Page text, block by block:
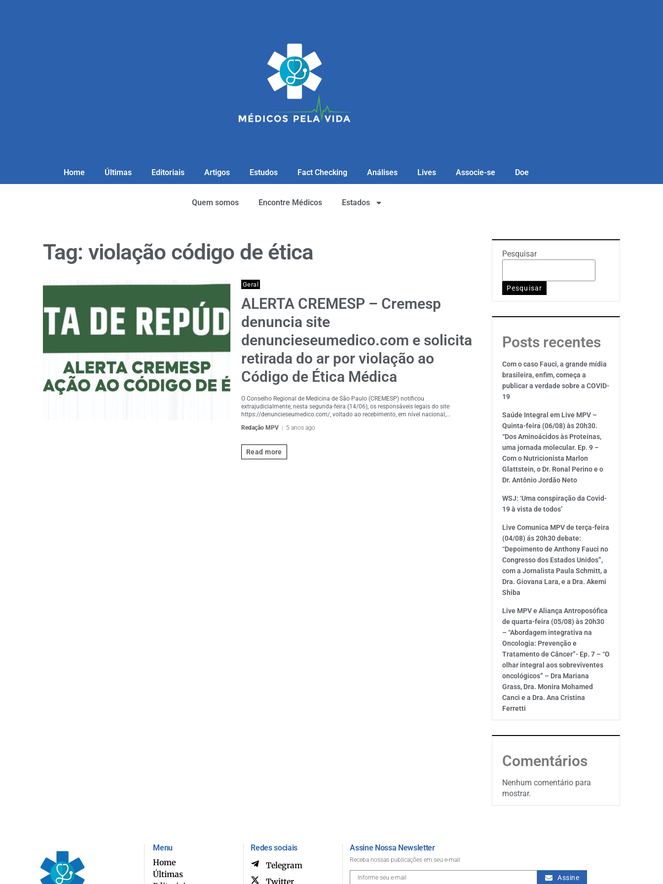
Home Últimas Editoriais Artigos Estudos Fact Checking Análises Lives Associe-se Doe
Quem somos Encontre Médicos Estados
Tag: violação código de ética
Geral
ALERTA CREMESP – Cremesp
denuncia site
denuncieseumedico.com e solicita
retirada do ar por violação ao
Código de Ética Médica
O Conselho Regional de Medicina de São Paulo (CREMESP) notificou
extrajudicialmente, nesta segunda-feira (14/06), os responsáveis legais do site
https://denuncieseumedico.com/, voltado ao recebimento, em nível nacional,...
Redação MPV
5 anos ago
Read more
Pesquisar
Pesquisar
Posts recentes
Com o caso Fauci, a grande mídia
brasileira, enfim, começa a
publicar a verdade sobre a COVID-
19
Saúde Integral em Live MPV –
Quinta-feira (06/08) às 20h30.
“Dos Aminoácidos às Proteínas,
uma jornada molecular. Ep. 9 –
Com o Nutricionista Marlon
Glattstein, o Dr. Ronal Perino e o
Dr. Antônio Jordão Neto
WSJ: ‘Uma conspiração da Covid-
19 à vista de todos’
Live Comunica MPV de terça-feira
(04/08) ás 20h30 debate:
“Depoimento de Anthony Fauci no
Congresso dos Estados Unidos”,
com a Jornalista Paula Schmitt, a
Dra. Giovana Lara, e a Dra. Akemi
Shiba
Live MPV e Aliança Antroposófica
de quarta-feira (05/08) às 20h30
– “Abordagem integrativa na
Oncologia: Prevenção e
Tratamento de Câncer”- Ep. 7 – “O
olhar integral aos sobreviventes
oncológicos” – Dra Mariana
Grass, Dra. Monira Mohamed
Canci e a Dra. Ana Cristina
Ferretti
Comentários
Nenhum comentário para
mostrar.
Menu
Home
Últimas
Redes sociais
Telegram
Twitter
Assine Nossa Newsletter
Receba nossas publicações em seu e-mail
Assine